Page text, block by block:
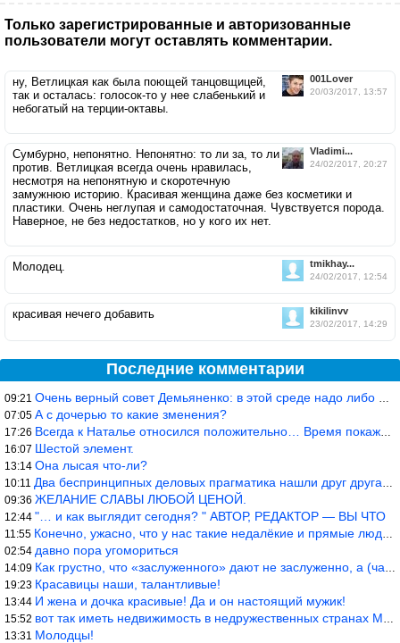
Только зарегистрированные и авторизованные
пользователи могут оставлять комментарии.
001Lover
20/03/2017, 13:57
ну, Ветлицкая как была поющей танцовщицей,
так и осталась: голосок-то у нее слабенький и
небогатый на терции-октавы.
Vladimi...
24/02/2017, 20:27
Сумбурно, непонятно. Непонятно: то ли за, то ли
против. Ветлицкая всегда очень нравилась,
несмотря на непонятную и скоротечную
замужнюю историю. Красивая женщина даже без косметики и
пластики. Очень неглупая и самодостаточная. Чувствуется порода.
Наверное, не без недостатков, но у кого их нет.
tmikhay...
24/02/2017, 12:54
Молодец.
kikilinvv
23/02/2017, 14:29
красивая нечего добавить
Последние комментарии
09:21 Очень верный совет Демьяненко: в этой среде надо либо иметь зубы
07:05 А с дочерью то какие зменения?
17:26 Всегда к Наталье относился положительно… Время покажет, что буде
16:07 Шестой элемент.
13:14 Она лысая что-ли?
10:11 Два беспринципных деловых прагматика нашли друг друга и «остепен
09:36 ЖЕЛАНИЕ СЛАВЫ ЛЮБОЙ ЦЕНОЙ.
12:44 "… и как выглядит сегодня? " АВТОР, РЕДАКТОР — ВЫ ЧТО
11:55 Конечно, ужасно, что у нас такие недалёкие и прямые люди… Как мо
02:54 давно пора угомориться
14:09 Как грустно, что «заслуженного» дают не заслуженно, а (чаще) по-
19:23 Красавицы наши, талантливые!
13:44 И жена и дочка красивые! Да и он настоящий мужик!
15:52 вот так иметь недвижимость в недружественных странах Могут забра
13:31 Молодцы!